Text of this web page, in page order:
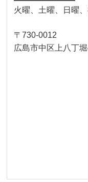
火曜、土曜、日曜
〒730-0012
広島市中区上八丁